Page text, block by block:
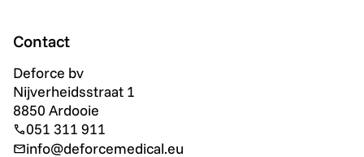
Contact
Deforce bv
Nijverheidsstraat 1
8850 Ardooie
051 311 911
info@deforcemedical.eu